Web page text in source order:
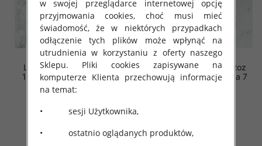
Leginsy dziewczęcy. Roz
128-164. 1 kolor Paczka 7
szt .
szczegóły
Leginsy dziewczęcy. Roz
128-164. 1 kolor Paczka 7
w swojej przeglądarce internetowej opcję
przyjmowania cookies, choć musi mieć
świadomość, że w niektórych przypadkach
odłączenie tych plików może wpłynąć na
utrudnienia w korzystaniu z oferty naszego
Sklepu. Pliki cookies zapisywane na
komputerze Klienta przechowują informacje
na temat:
• sesji Użytkownika,
• ostatnio oglądanych produktów,